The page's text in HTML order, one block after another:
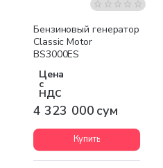
Бесплатная доставка
Бензиновый генератор
Classic Motor
BS3000ES
Цена
с
НДС
4 323 000 сум
Купить